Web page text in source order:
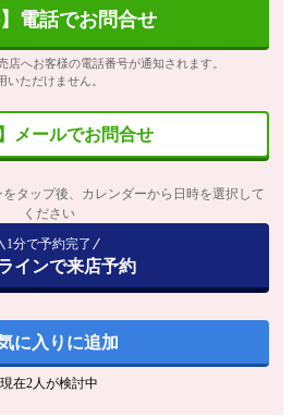
】電話でお問合せ
へお客様の電話番号が通知されます。
ただけません。
メールでお問合せ
をタップ後、カレンダーから日時を選択して
ください
1分で予約完了
インで来店予約
に入りに追加
現在2人が検討中